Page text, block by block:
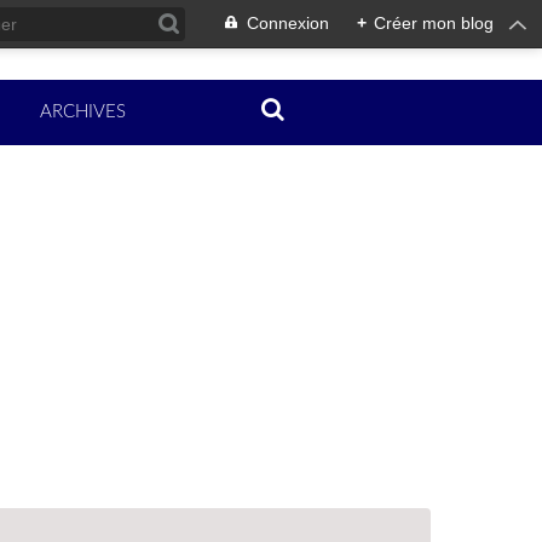
Connexion + Créer mon blog
ARCHIVES